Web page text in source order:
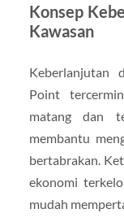
Konsep
Kawasan
Keberlanjutan
Point
matang dan
membantu
bertabrakan.
ekonomi
mudah